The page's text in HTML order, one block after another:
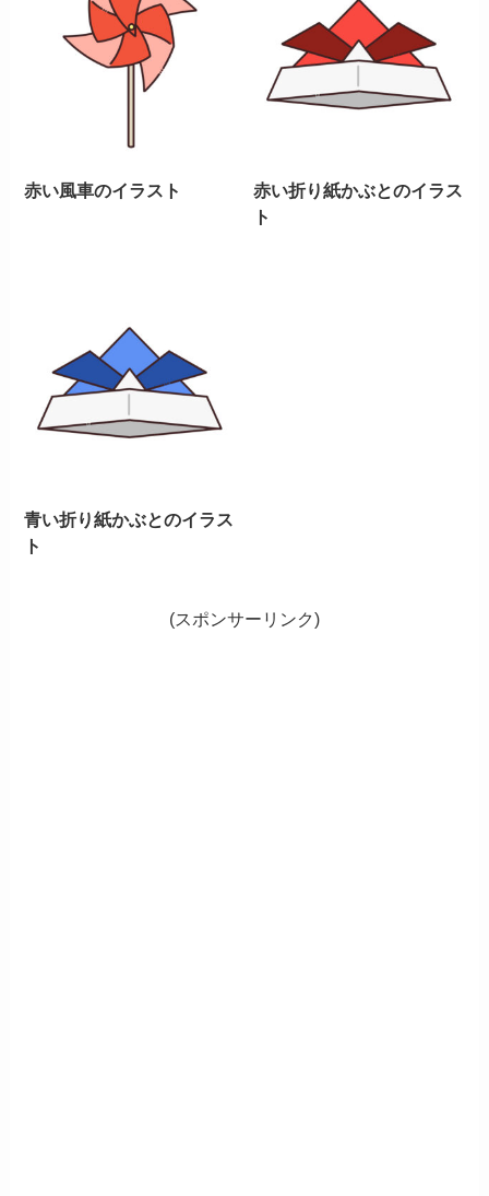
赤い風車のイラスト
赤い折り紙かぶとのイラス
ト
青い折り紙かぶとのイラス
ト
(スポンサーリンク)